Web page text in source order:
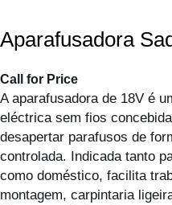
Aparafusadora
Call for Price
A aparafusadora de 18V é
eléctrica sem fios
desapertar parafusos de
controlada. Indicada tanto
como doméstico, facilita
montagem, carpintaria